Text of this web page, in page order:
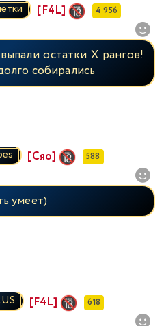
[F4L] 4 956
остатки Х рангов!
собирались
[Сяо] 588
умеет)
[F4L] 618